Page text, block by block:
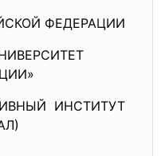
ФЕДЕРАЦИИ
ИНСТИТУТ